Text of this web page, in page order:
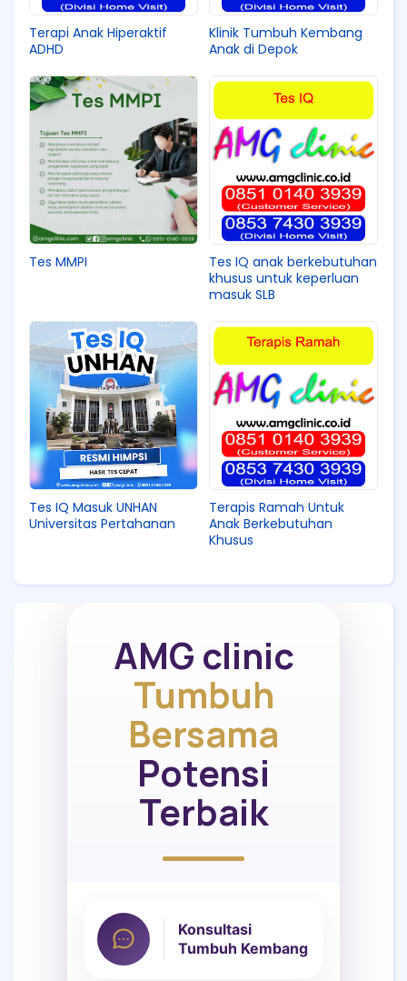
Terapi Anak Hiperaktif
ADHD
Klinik Tumbuh Kembang
Anak di Depok
Tes MMPI
Tes IQ anak berkebutuhan
khusus untuk keperluan
masuk SLB
Tes IQ Masuk UNHAN
Universitas Pertahanan
Terapis Ramah Untuk
Anak Berkebutuhan
Khusus
AMG clinic
Tumbuh
Bersama
Potensi
Terbaik
Konsultasi
Tumbuh Kembang